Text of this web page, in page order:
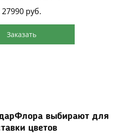
27990 руб.
Заказать
выбирают для
цветов